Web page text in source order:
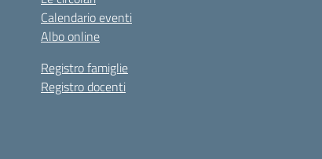
Calendario eventi
Albo online
Registro famiglie
Registro docenti